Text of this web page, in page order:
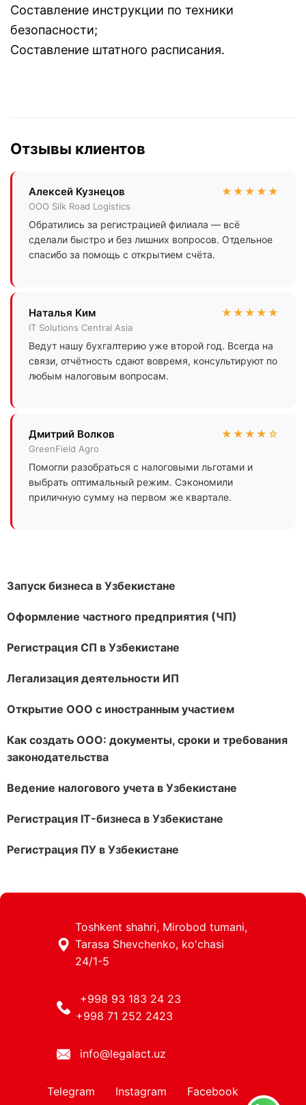
Составление инструкции по техники
безопасности;
Составление штатного расписания.
Отзывы клиентов
Алексей Кузнецов ★★★★★
ООО Silk Road Logistics
Обратились за регистрацией филиала — всё
сделали быстро и без лишних вопросов. Отдельное
спасибо за помощь с открытием счёта.
Наталья Ким ★★★★★
IT Solutions Central Asia
Ведут нашу бухгалтерию уже второй год. Всегда на
связи, отчётность сдают вовремя, консультируют по
любым налоговым вопросам.
Дмитрий Волков ★★★★☆
GreenField Agro
Помогли разобраться с налоговыми льготами и
выбрать оптимальный режим. Сэкономили
приличную сумму на первом же квартале.
Запуск бизнеса в Узбекистане
Оформление частного предприятия (ЧП)
Регистрация СП в Узбекистане
Легализация деятельности ИП
Открытие ООО с иностранным участием
Как создать ООО: документы, сроки и требования
законодательства
Ведение налогового учета в Узбекистане
Регистрация IT-бизнеса в Узбекистане
Регистрация ПУ в Узбекистане
Toshkent shahri, Mirobod tumani,
Tarasa Shevchenko, ko'chasi
24/1-5
+998 93 183 24 23
+998 71 252 2423
info@legalact.uz
Telegram Instagram Facebook